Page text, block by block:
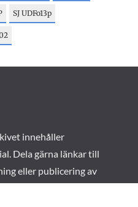
SJ UDFo13p
innehåller
Dela gärna länkar till
eller publicering av